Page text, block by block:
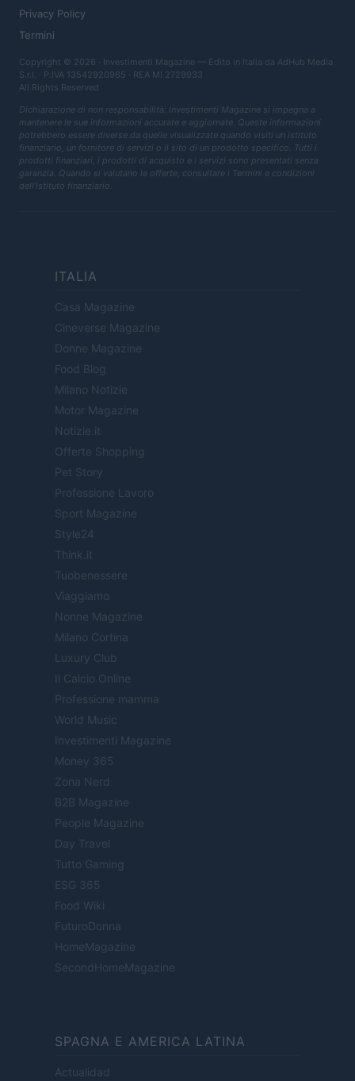
Privacy Policy
Termini
Copyright © 2026 · Investimenti Magazine — Edito in Italia da AdHub Media
S.r.l. · P.IVA 13542920965 · REA MI 2729933
All Rights Reserved
Dichiarazione di non responsabilità: Investimenti Magazine si impegna a
mantenere le sue informazioni accurate e aggiornate. Queste informazioni
potrebbero essere diverse da quelle visualizzate quando visiti un istituto
finanziario, un fornitore di servizi o il sito di un prodotto specifico. Tutti i
prodotti finanziari, i prodotti di acquisto e i servizi sono presentati senza
garanzia. Quando si valutano le offerte, consultare i Termini e condizioni
dell'istituto finanziario.
ITALIA
Casa Magazine
Cineverse Magazine
Donne Magazine
Food Blog
Milano Notizie
Motor Magazine
Notizie.it
Offerte Shopping
Pet Story
Professione Lavoro
Sport Magazine
Style24
Think.it
Tuobenessere
Viaggiamo
Nonne Magazine
Milano Cortina
Luxury Club
Il Calcio Online
Professione mamma
World Music
Investimenti Magazine
Money 365
Zona Nerd
B2B Magazine
People Magazine
Day Travel
Tutto Gaming
ESG 365
Food Wiki
FuturoDonna
HomeMagazine
SecondHomeMagazine
SPAGNA E AMERICA LATINA
Actualidad